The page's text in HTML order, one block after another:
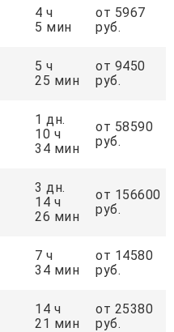
4 ч
5 мин
от 5967
руб.
5 ч
25 мин
от 9450
руб.
1 дн.
10 ч
34 мин
от 58590
руб.
3 дн.
14 ч
26 мин
от 156600
руб.
7 ч
34 мин
от 14580
руб.
14 ч
21 мин
от 25380
руб.